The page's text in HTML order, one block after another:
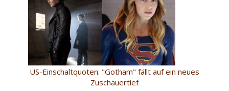
US-Einschaltquoten: "Gotham" fällt auf ein neues
Zuschauertief